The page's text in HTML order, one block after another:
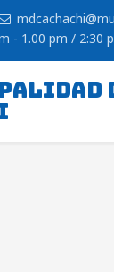
- 1.00 pm / 2:30